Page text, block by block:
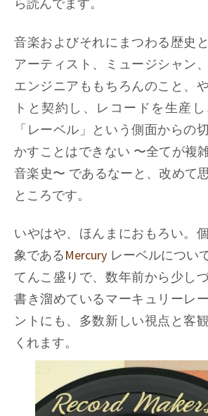
ら読んでます。
音楽およびそれにまつわる歴史
アーティスト、ミュージシャン
エンジニアももちろんのこと、
トと契約し、レコードを生産
「レーベル」という側面からの
かすことはできない 〜全てが複
音楽史〜 であるなーと、改めて
ところです。
いやはや、ほんまにおもろい。
象であるMercury レーベルについ
てんこ盛りで、数年前から少し
書き溜めているマーキュリーレ
ントにも、多数新しい視点と客
くれます。